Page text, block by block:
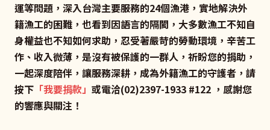
運等問題，深入台灣主要服務的24個漁港，實地解決外
籍漁工的困難，也看到因語言的隔閡，大多數漁工不知自
身權益也不知如何求助，忍受著嚴苛的勞動環境，辛苦工
作、收入微薄，是沒有被保護的一群人，祈盼您的捐助，
一起深度陪伴，讓服務深耕，成為外籍漁工的守護者，請
按下 「我要捐款」 或電洽(02)2397-1933 #122 ，感謝您
的響應與關注！